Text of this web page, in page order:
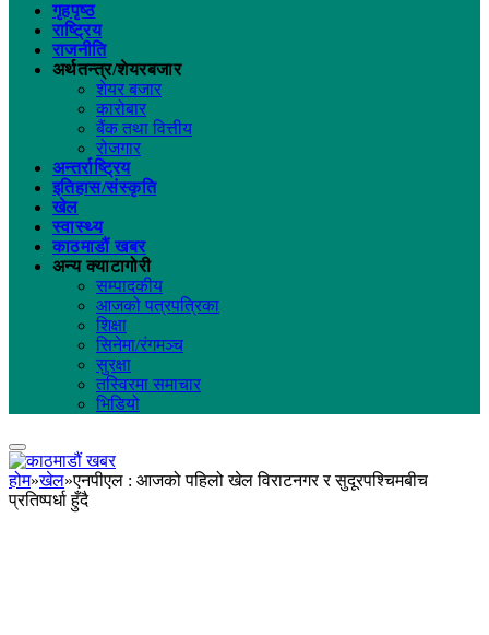
गृहपृष्ठ
राष्ट्रिय
राजनीति
अर्थतन्त्र/शेयरबजार
शेयर बजार
कारोबार
बैंक तथा वित्तीय
रोजगार
अन्तर्राष्ट्रिय
इतिहास/संस्कृति
खेल
स्वास्थ्य
काठमाडौं खबर
अन्य क्याटागोरी
सम्पादकीय
आजको पत्रपत्रिका
शिक्षा
सिनेमा/रंगमञ्च
सुरक्षा
तस्विरमा समाचार
भिडियो
होम»खेल»एनपीएल : आजको पहिलो खेल विराटनगर र सुदूरपश्चिमबीच
प्रतिष्पर्धा हुँदै